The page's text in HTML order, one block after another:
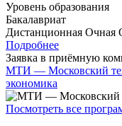
Уровень образования
Бакалавриат
Дистанционная Очная
Подробнее
Заявка в приёмную
МТИ — Московский
экономика
Посмотреть все